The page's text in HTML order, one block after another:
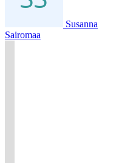
Susanna
Sairomaa